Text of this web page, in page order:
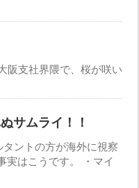
阪支社界隈で、桜が咲い
サムライ！！
ントの方が海外に視察
実はこうです。 ・マイ